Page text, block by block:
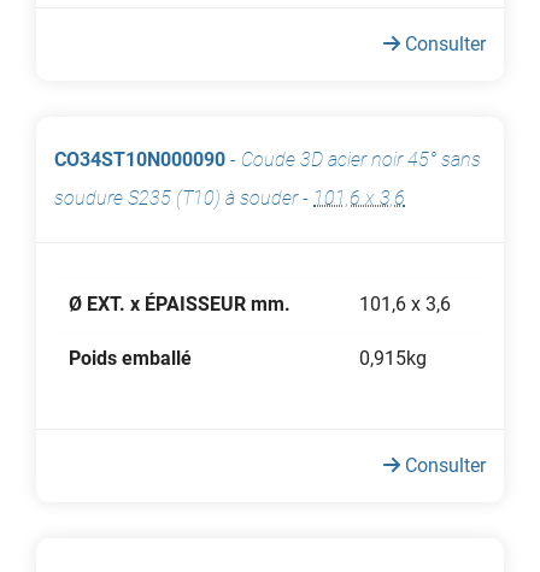
Consulter
CO34ST10N000090 - Coude 3D acier noir 45° sans
soudure S235 (T10) à souder- 101,6 x 3,6
Ø EXT. x ÉPAISSEUR mm. 101,6 x 3,6
Poids emballé 0,915kg
Consulter